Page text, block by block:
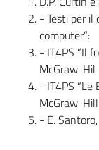
- Testi per il
computer”:
- IT4PS “Il
McGraw-Hil
- IT4PS “Le
McGraw-Hill
- E.